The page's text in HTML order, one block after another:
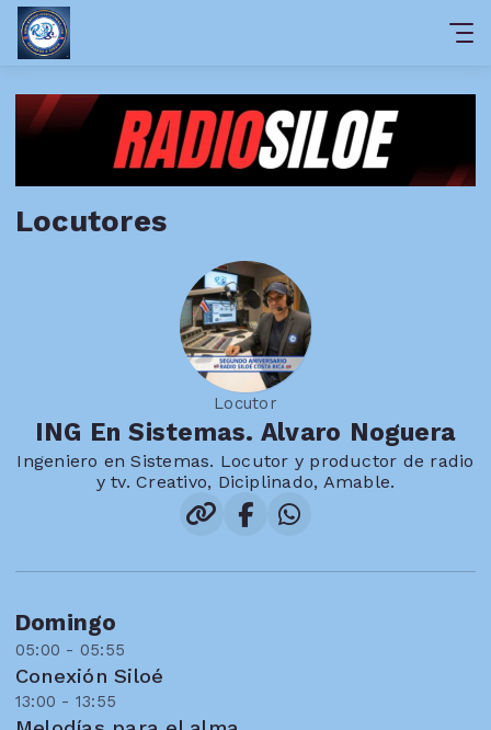
Locutores
Locutor
ING En Sistemas. Alvaro Noguera
Ingeniero en Sistemas. Locutor y productor de radio
y tv. Creativo, Diciplinado, Amable.
Domingo
05:00 - 05:55
Conexión Siloé
13:00 - 13:55